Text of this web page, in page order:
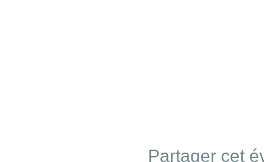
Partager cet